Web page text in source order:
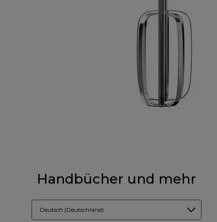
Handbücher und mehr
Deutsch (Deutschland)